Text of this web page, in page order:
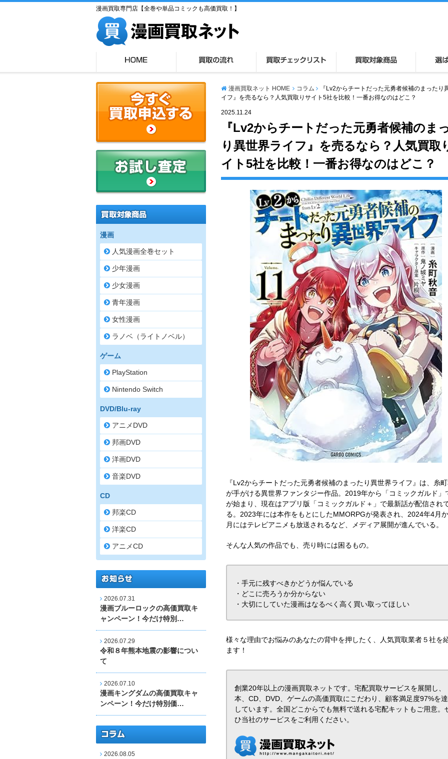
漫画買取専門店【全巻や単品コミックも高価買取！】
漫画買取ネット HOME コラム
『Lv2からチートだった元勇者候補のまったり
イフ』を売るなら？人気買取りサイト5社を比較！一番お得なのはどこ？
2025.11.24
『Lv2からチートだった元勇者候補のま
り異世界ライフ』を売るなら？人気買取
イト5社を比較！一番お得なのはどこ？
『Lv2からチートだった元勇者候補のまったり異世界ライフ』は、糸
が手がける異世界ファンタジー作品。2019年から「コミックガルド」
が始まり、現在はアプリ版「コミックガルド＋」で最新話が配信され
る。2023年には本作をもとにしたMMORPGが発表され、2024年4月
月にはテレビアニメも放送されるなど、メディア展開が進んでいる。
そんな人気の作品でも、売り時には困るもの。
・手元に残すべきかどうか悩んでいる
・どこに売ろうか分からない
・大切にしていた漫画はなるべく高く買い取ってほしい
様々な理由でお悩みのあなたの背中を押したく、人気買取業者５社を
ます！
創業20年以上の漫画買取ネットです。宅配買取サービスを展開し、
本、CD、DVD、ゲームの高価買取にこだわり、顧客満足度97%を
しています。全国どこからでも無料で送れる宅配キットもご用意。
ひ当社のサービスをご利用ください。
漫画
人気漫画全巻セット
少年漫画
少女漫画
青年漫画
女性漫画
ラノベ（ライトノベル）
ゲーム
PlayStation
Nintendo Switch
DVD/Blu-ray
アニメDVD
邦画DVD
洋画DVD
音楽DVD
CD
邦楽CD
洋楽CD
アニメCD
2026.07.31
漫画ブルーロックの高価買取キ
ャンペーン！今だけ特別…
2026.07.29
令和８年熊本地震の影響につい
て
2026.07.10
漫画キングダムの高価買取キャ
ンペーン！今だけ特別価…
2026.08.05